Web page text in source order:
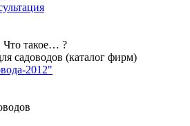
Что такое… ?
садоводов (каталог фирм)
2012"